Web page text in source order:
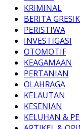
KRIMINAL
BERITA GRESIK
PERISTIWA
INVESTIGASI
OTOMOTIF
KEAGAMAAN
PERTANIAN
OLAHRAGA
KELAUTAN
KESENIAN
KELUHAN &